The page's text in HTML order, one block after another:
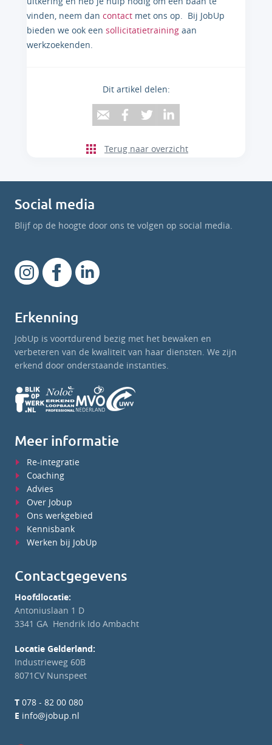
vinden, neem dan contact met ons op. Bij JobUp
bieden we ook een sollicitatietraining aan
werkzoekenden.
Dit artikel delen:
Terug naar overzicht
Social media
Blijf op de hoogte door ons te volgen op social media.
Erkenning
JobUp is voortdurend bezig met het bewaken en
verbeteren van de kwaliteit van haar diensten. We zijn
erkend door onderstaande instanties.
Meer informatie
Re-integratie
Coaching
Advies
Over Jobup
Ons werkgebied
Kennisbank
Werken bij JobUp
Contactgegevens
Hoofdlocatie:
Antoniuslaan 1 D
3341 GA Hendrik Ido Ambacht
Locatie Gelderland:
Industrieweg 60B
8071CV Nunspeet
T 078 - 82 00 080
E info@jobup.nl